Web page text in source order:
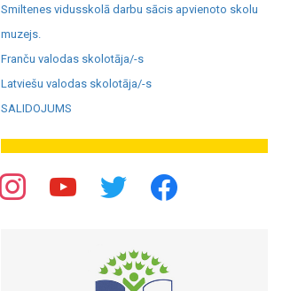
Smiltenes vidusskolā darbu sācis apvienoto skolu
muzejs.
Franču valodas skolotāja/-s
Latviešu valodas skolotāja/-s
SALIDOJUMS